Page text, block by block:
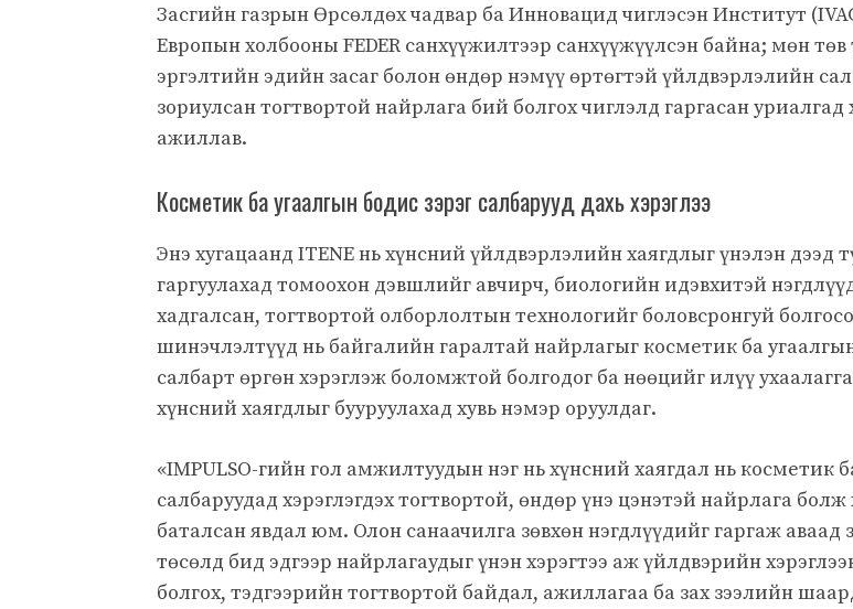
Засгийн газрын Өрсөлдөх чадвар ба Инновацид чиглэсэн Институт
Европын холбооны FEDER санхүүжилтээр санхүүжүүлсэн байна; мөн
эргэлтийн эдийн засаг болон өндөр нэмүү өртөгтэй үйлдвэрлэлийн
зориулсан тогтвортой найрлага бий болгох чиглэлд гаргасан уриалгад
ажиллав.
Косметик ба угаалгын бодис зэрэг салбарууд дахь хэрэглээ
Энэ хугацаанд ITENE нь хүнсний үйлдвэрлэлийн хаягдлыг үнэлэн дээд
гаргуулахад томоохон дэвшлийг авчирч, биологийн идэвхитэй
хадгалсан, тогтвортой олборлолтын технологийг боловсронгуй
шинэчлэлтүүд нь байгалийн гаралтай найрлагыг косметик ба
салбарт өргөн хэрэглэж боломжтой болгодог ба нөөцийг илүү
хүнсний хаягдлыг бууруулахад хувь нэмэр оруулдаг.
«IMPULSO-гийн гол амжилтуудын нэг нь хүнсний хаягдал нь косметик
салбаруудад хэрэглэгдэх тогтвортой, өндөр үнэ цэнэтэй найрлага
баталсан явдал юм. Олон санаачилга зөвхөн нэгдлүүдийг гаргаж аваад
төсөлд бид эдгээр найрлагаудыг үнэн хэрэгтээ аж үйлдвэрийн
болгох, тэдгээрийн тогтвортой байдал, ажиллагаа ба зах зээлийн